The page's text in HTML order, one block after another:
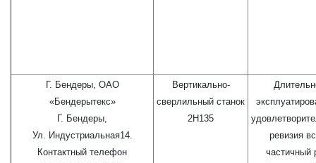
Г. Бендеры, ОАО
«Бендерытекс»
Г. Бендеры,
Ул. Индустриальная14.
Контактный телефон
Вертикально-
сверлильный станок
2Н135
ревизия
частичный